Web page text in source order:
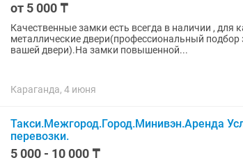
от 5 000 ₸
Качественные замки есть всегда в наличии , для
металлические двери(профессиональный подбор
вашей двери).На замки повышенной...
Караганда, 4 июня
Такси.Межгород.Город.Минивэн.Аренда
перевозки.
5 000 - 10 000 ₸